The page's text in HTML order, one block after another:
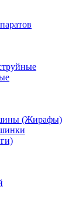
(Жирафы)